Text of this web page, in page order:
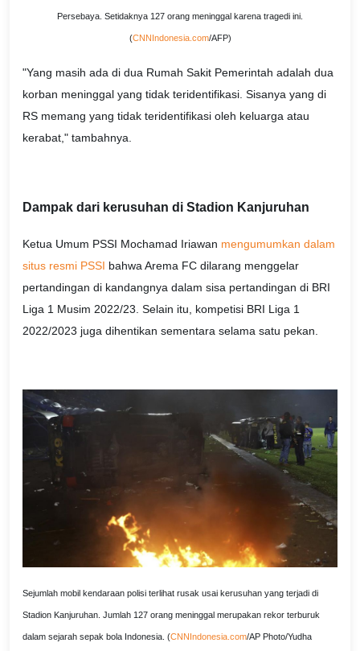
Persebaya. Setidaknya 127 orang meninggal karena tragedi ini.
(CNNIndonesia.com/AFP)
"Yang masih ada di dua Rumah Sakit Pemerintah adalah dua
korban meninggal yang tidak teridentifikasi. Sisanya yang di
RS memang yang tidak teridentifikasi oleh keluarga atau
kerabat," tambahnya.
Dampak dari kerusuhan di Stadion Kanjuruhan
Ketua Umum PSSI Mochamad Iriawan mengumumkan dalam
situs resmi PSSI bahwa Arema FC dilarang menggelar
pertandingan di kandangnya dalam sisa pertandingan di BRI
Liga 1 Musim 2022/23. Selain itu, kompetisi BRI Liga 1
2022/2023 juga dihentikan sementara selama satu pekan.
Sejumlah mobil kendaraan polisi terlihat rusak usai kerusuhan yang terjadi di
Stadion Kanjuruhan. Jumlah 127 orang meninggal merupakan rekor terburuk
dalam sejarah sepak bola Indonesia. (CNNIndonesia.com/AP Photo/Yudha